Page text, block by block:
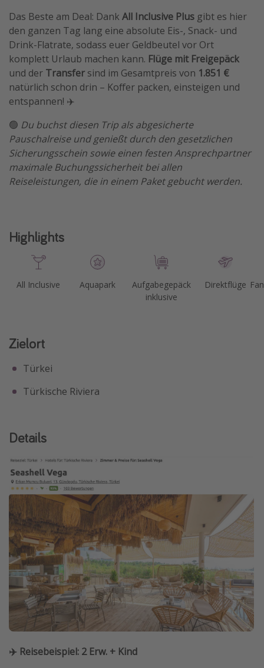
Das Beste am Deal: Dank All Inclusive Plus gibt es hier
den ganzen Tag lang eine absolute Eis-, Snack- und
Drink-Flatrate, sodass euer Geldbeutel vor Ort
komplett Urlaub machen kann. Flüge mit Freigepäck
und der Transfer sind im Gesamtpreis von 1.851 €
natürlich schon drin – Koffer packen, einsteigen und
entspannen! ✈️
🟢 Du buchst diesen Trip als abgesicherte
Pauschalreise und genießt durch den gesetzlichen
Sicherungsschein sowie einen festen Ansprechpartner
maximale Buchungssicherheit bei allen
Reiseleistungen, die in einem Paket gebucht werden.
Highlights
All Inclusive Aquapark
Aufgabegepäck
inklusive
Direktflüge
Zielort
Türkei
Türkische Riviera
Details
✈️ Reisebeispiel: 2 Erw. + Kind